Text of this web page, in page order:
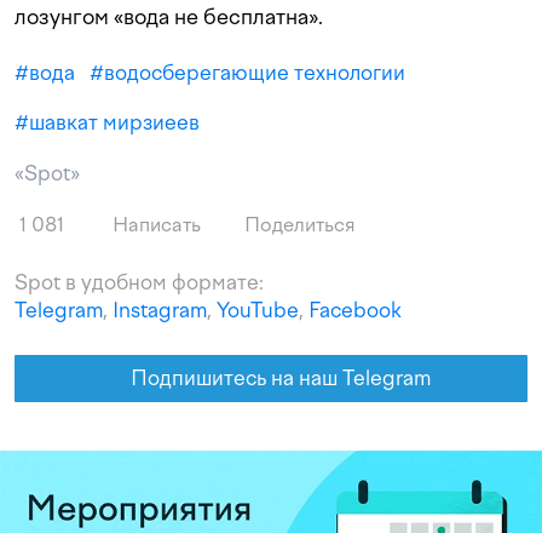
лозунгом «вода не бесплатна».
#вода #водосберегающие технологии
#шавкат мирзиеев
«Spot»
1 081 Написать Поделиться
Spot в удобном формате:
Telegram, Instagram, YouTube, Facebook
Подпишитесь на наш Telegram